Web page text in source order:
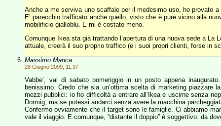
Anche a me serviva uno scaffale per il medesimo uso, ho provato
E’ parecchio trafficato anche quello, visto che è pure vicino alla
mobilificio gialloblu. E mi è costato meno.
Comunque Ikea sta già trattando l’apertura di una nuova sede a
attuale, creerà il suo proprio traffico (e i suoi propri clienti, forse in
Massimo Manca:
28 Giugno 2009, 11:37
Vabbe’, vai di sabato pomeriggio in un posto appena
benissimo. Credo che sia un’ottima scelta di marketing
mezzi pubblici: io ho difficoltà a entrare all’Ikea e uscirne senza
Dormig, ma se potessi andarci senza avere la macchina
Confermo ovviamente che il target sono le famiglie. Ci abbiamo
vale il viaggio. E comunque, “distante il doppio” è soggettivo: da